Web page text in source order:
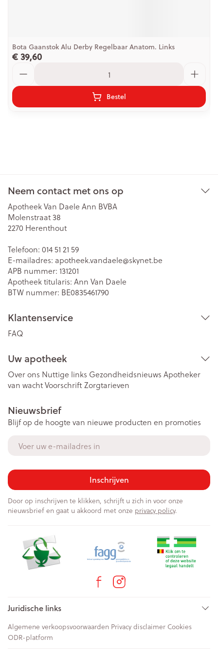
Bota Gaanstok Alu Derby Regelbaar Anatom. Links
€ 39,60
Bestel
Neem contact met ons op
Apotheek Van Daele Ann BVBA
Molenstraat 38
2270 Herenthout
Telefoon: 014 51 21 59
E-mailadres: apotheek.vandaele@skynet.be
APB nummer: 131201
Apotheek titularis: Ann Van Daele
BTW nummer: BE0835461790
Klantenservice
FAQ
Uw apotheek
Over ons Nuttige links Gezondheidsnieuws Apotheker
van wachtVoorschriftZorgtarieven
Nieuwsbrief
Blijf op de hoogte van nieuwe producten en promoties
Inschrijven
Door op inschrijven te klikken, schrijft u zich in voor onze
nieuwsbrief en gaat u akkoord met onze privacy policy.
Juridische links
Algemene verkoopsvoorwaarden Privacy disclaimer Cookies
ODR-platform